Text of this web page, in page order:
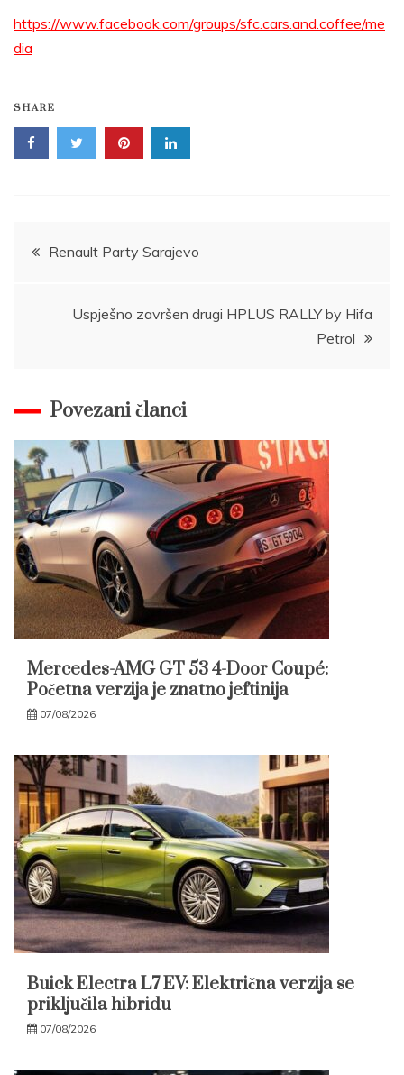
https://www.facebook.com/groups/sfc.cars.and.coffee/me
dia
SHARE
Post
Renault Party Sarajevo
Uspješno završen drugi HPLUS RALLY by Hifa
Petrol
Povezani članci
Mercedes-AMG GT 53 4-Door Coupé:
Početna verzija je znatno jeftinija
07/08/2026
Buick Electra L7 EV: Električna verzija se
priključila hibridu
07/08/2026